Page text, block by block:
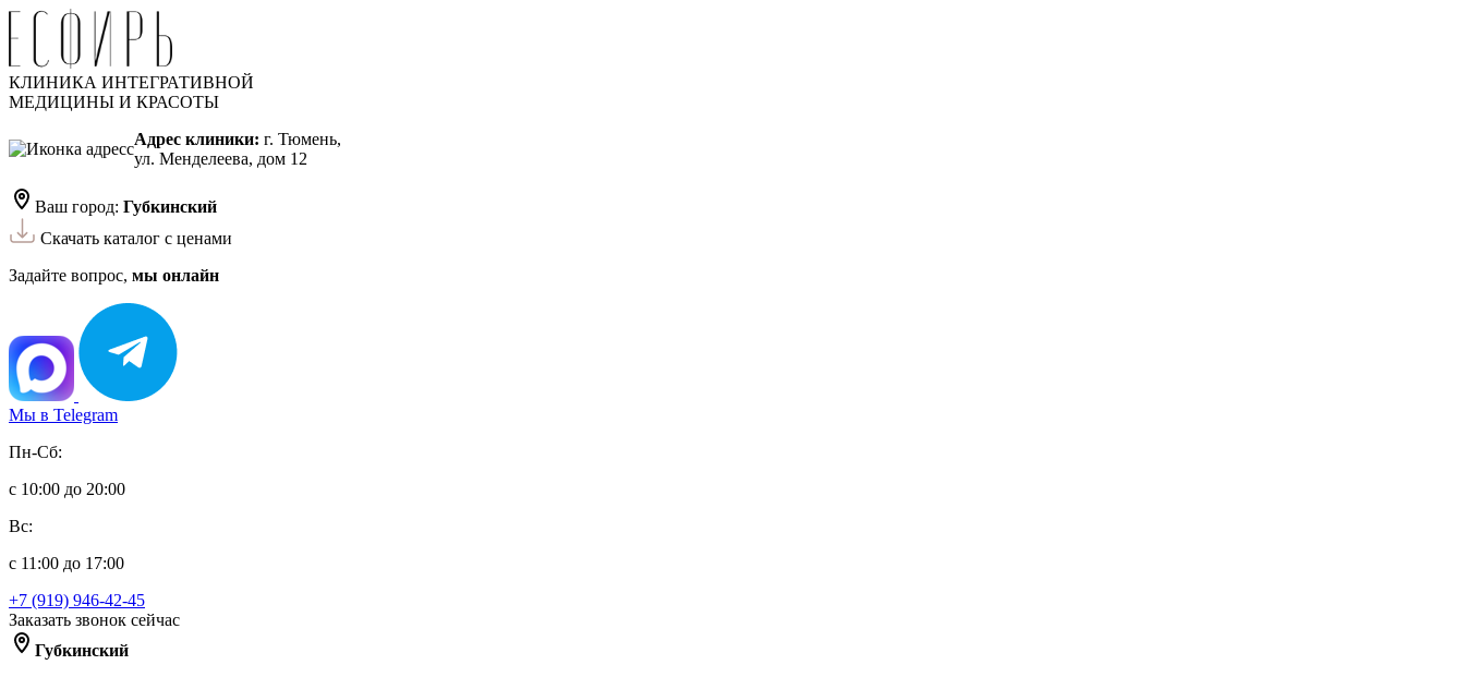
КЛИНИКА ИНТЕГРАТИВНОЙ
МЕДИЦИНЫ И КРАСОТЫ
Адрес клиники: г. Тюмень,
ул. Менделеева, дом 12
Ваш город: Губкинский
Скачать каталог с ценами
Задайте вопрос, мы онлайн
Мы в Telegram
Пн-Сб:
с 10:00 до 20:00
Вс:
с 11:00 до 17:00
+7 (919) 946-42-45
Заказать звонок сейчас
Губкинский